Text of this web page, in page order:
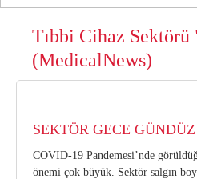
Tıbbi Cihaz Sektörü
(MedicalNews)
SEKTÖR GECE
COVID-19 Pandemesi’nde
önemi çok büyük. Sektör salgın